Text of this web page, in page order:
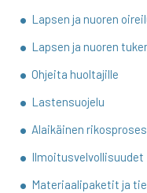
Lapsen ja nuoren
Lapsen ja nuoren
Ohjeita huoltajille
Lastensuojelu
Alaikäinen
Ilmoitusvelvollisuudet
Materiaalipaketit ja